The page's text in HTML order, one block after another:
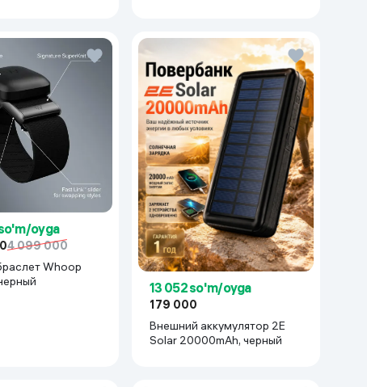
oyga
4 099 000
Whoop
13 052 so'm/oyga
179 000
Внешний аккумулятор 2E
Solar 20000mAh, черный